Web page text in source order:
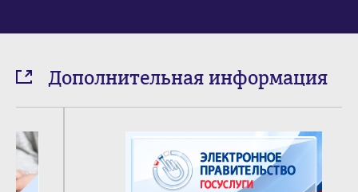
Дополнительная информация